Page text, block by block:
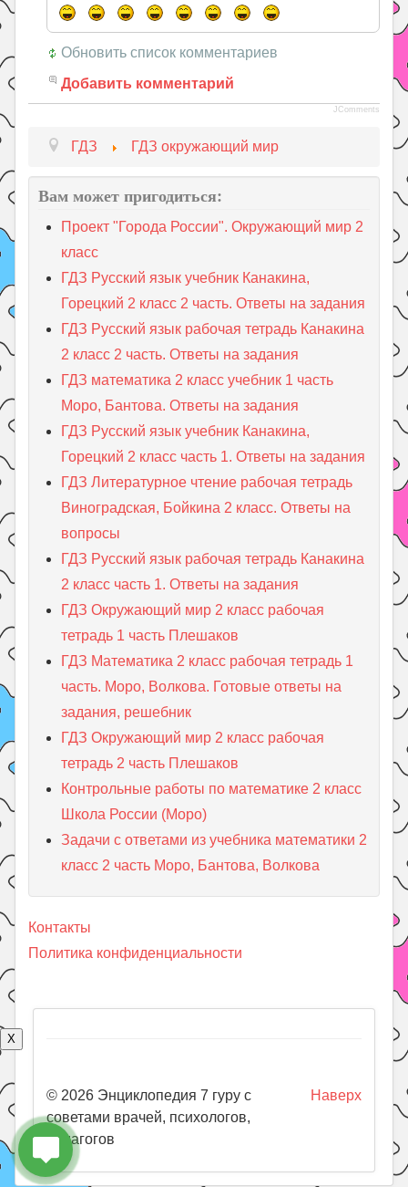
Обновить список комментариев
Добавить комментарий
JComments
ГДЗ ГДЗ окружающий мир
Вам может пригодиться:
Проект "Города России". Окружающий мир 2
класс
ГДЗ Русский язык учебник Канакина,
Горецкий 2 класс 2 часть. Ответы на задания
ГДЗ Русский язык рабочая тетрадь Канакина
2 класс 2 часть. Ответы на задания
ГДЗ математика 2 класс учебник 1 часть
Моро, Бантова. Ответы на задания
ГДЗ Русский язык учебник Канакина,
Горецкий 2 класс часть 1. Ответы на задания
ГДЗ Литературное чтение рабочая тетрадь
Виноградская, Бойкина 2 класс. Ответы на
вопросы
ГДЗ Русский язык рабочая тетрадь Канакина
2 класс часть 1. Ответы на задания
ГДЗ Окружающий мир 2 класс рабочая
тетрадь 1 часть Плешаков
ГДЗ Математика 2 класс рабочая тетрадь 1
часть. Моро, Волкова. Готовые ответы на
задания, решебник
ГДЗ Окружающий мир 2 класс рабочая
тетрадь 2 часть Плешаков
Контрольные работы по математике 2 класс
Школа России (Моро)
Задачи с ответами из учебника математики 2
класс 2 часть Моро, Бантова, Волкова
Контакты
Политика конфиденциальности
X
Наверх
© 2026 Энциклопедия 7 гуру с
советами врачей, психологов,
педагогов